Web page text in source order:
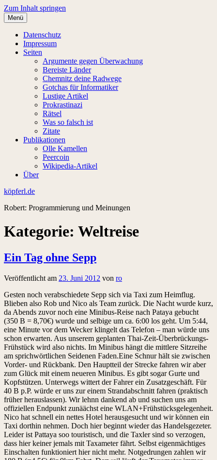
Zum Inhalt springen
Menü
Datenschutz
Impressum
Seiten
Argumente gegen Überwachung
Bereiste Länder
Chemnitz deine Radwege
Gotchas für Informatiker
Lustige Artikel
Prokrastinazi
Rätsel
Was so falsch ist
Zitate
Publikationen
Olle Kamellen
Peercoin
Wikipedia-Artikel
Über
köpferl.de
Robert: Programmierung und Meinungen
Kategorie: Weltreise
Ein Tag ohne Sepp
Veröffentlicht am 23. Juni 2012 von ro
Gesten noch verabschiedete Sepp sich via Taxi zum Heimflug.
Blieben also Rob und Nico als Team zurück. Die Nacht wurde kurz,
da Abends zuvor noch eine Minibus-Reise nach Pataya gebucht
(350 B = 8,70€) wurde und selbige um ca. 6:00 los geht. Um 5:44,
eine Minute vor dem Wecker klingelt das Telefon – man würde uns
schon erwarten. Aus unserem geplanten Thai-Zeit-Überbrückungs-
Frühstück wird also nichts. Im Minibus hängt die mittlere Sitzreihe
am sprichwörtlichen Seidenen Faden.Eine Schnur hält sie zwischen
Vorder- und Rückbank. Den Hauptteil der Strecke fahren wir aber
zum Glück mit einem neueren Minibus. Es gibt sogar Gurte und
Kopfstützen. Unterwegs wittert der Fahrer ein Zusatzgeschäft. Für
40 B p.P. würde er uns zur einem Strandabschnitt fahren (praktisch
früher herauslassen). Wir lehnn dankend ab und suchen uns am
offiziellen Endpunkt zunäächst eine WLAN+Frühstücksgelegenheit.
Nico hat schnell ein nettes Hotel herausgesucht und wir können ein
Taxi dorthin nehmen. Doch hier beginnt wieder das Handelsgezeter.
Leider ist Pattaya soo touristisch, und die Taxler sind so verzogen,
dass hier keiner jemals mit Taxameter fährt. Selbst eigenmächtiges
Einschalten funktioniert hier nicht mehr. Notgedrungen zahlen wir